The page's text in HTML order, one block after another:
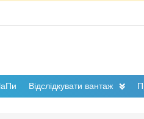
Відслідкувати вантаж